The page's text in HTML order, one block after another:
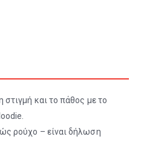
και το πάθος με το
ρούχο – είναι δήλωση